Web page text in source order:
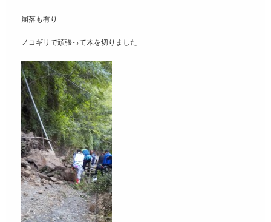
崩落も有り
ノコギリで頑張って木を切りました